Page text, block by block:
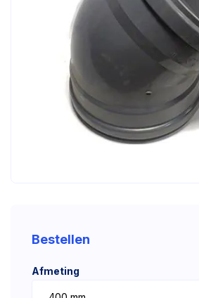
Bestellen
Afmeting